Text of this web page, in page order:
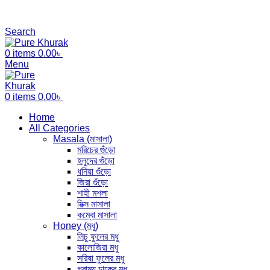
Search
0 items 0.00৳
Menu
0 items 0.00৳
Home
All Categories
Masala (মাসালা)
মরিচের গুঁড়ো
হলুদের গুঁড়ো
ধনিয়া গুঁড়ো
জিরা গুঁড়ো
শাহী মশলা
মিক্স মাসালা
কম্বো মাসালা
Honey (মধু)
লিচু ফুলের মধু
কালোজিরা মধু
সরিষা ফুলের মধু